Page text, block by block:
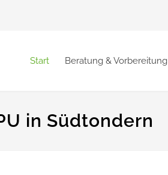
Start Beratung & Vorbereitung
in Südtondern